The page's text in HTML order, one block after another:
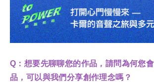
Q：想要先聊聊您的作品，請問為何您
品，可以與我們分享創作理念嗎？